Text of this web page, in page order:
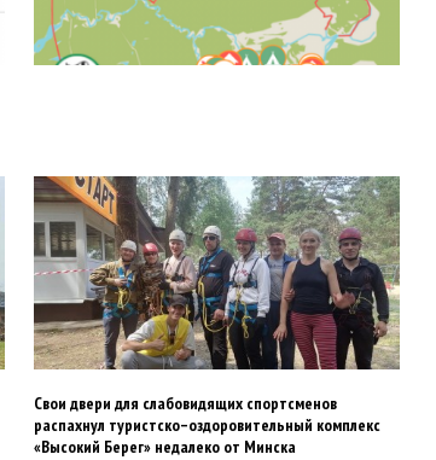
Свои двери для слабовидящих спортсменов
распахнул туристско–оздоровительный комплекс
«Высокий Берег» недалеко от Минска